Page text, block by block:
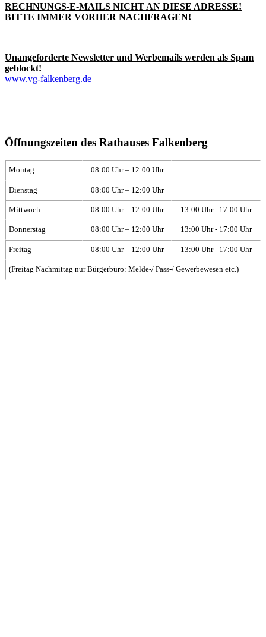
RECHNUNGS-E-MAILS NICHT AN DIESE ADRESSE!
BITTE IMMER VORHER NACHFRAGEN!
Unangeforderte Newsletter und Werbemails werden als Spam
geblockt!
www.vg-falkenberg.de
Öffnungszeiten des Rathauses Falkenberg
Montag 08:00 Uhr – 12:00 Uhr
Dienstag 08:00 Uhr – 12:00 Uhr
Mittwoch 08:00 Uhr – 12:00 Uhr 13:00 Uhr - 17:00 Uhr
Donnerstag 08:00 Uhr – 12:00 Uhr 13:00 Uhr - 17:00 Uhr
Freitag 08:00 Uhr – 12:00 Uhr 13:00 Uhr - 17:00 Uhr
(Freitag Nachmittag nur Bürgerbüro: Melde-/ Pass-/ Gewerbewesen etc.)